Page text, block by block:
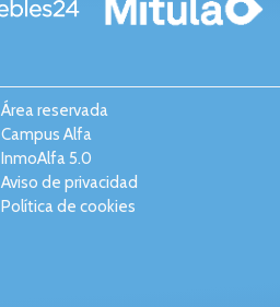
Área reservada
Campus Alfa
InmoAlfa 5.0
Aviso de privacidad
Política de cookies